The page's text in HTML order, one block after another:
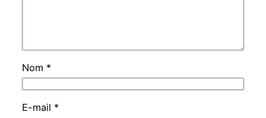
Nom *
E-mail *